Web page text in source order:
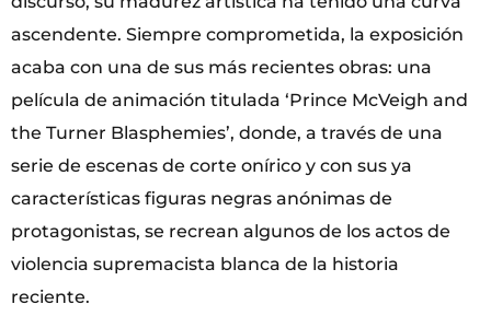
ascendente. Siempre comprometida, la exposición
acaba con una de sus más recientes obras: una
película de animación titulada ‘Prince McVeigh and
the Turner Blasphemies’, donde, a través de una
serie de escenas de corte onírico y con sus ya
características figuras negras anónimas de
protagonistas, se recrean algunos de los actos de
violencia supremacista blanca de la historia
reciente.